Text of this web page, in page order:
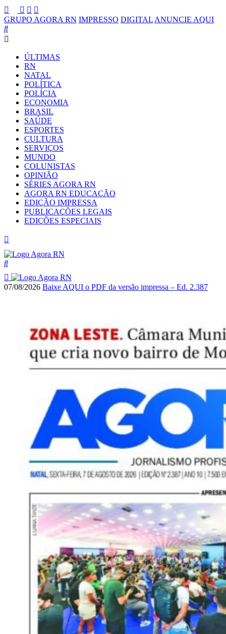
GRUPO AGORA RN IMPRESSO DIGITAL ANUNCIE AQUI
ÚLTIMAS
RN
NATAL
POLÍTICA
POLÍCIA
ECONOMIA
BRASIL
SAÚDE
ESPORTES
CULTURA
SERVIÇOS
MUNDO
COLUNISTAS
OPINIÃO
SÉRIES AGORA RN
AGORA RN EDUCAÇÃO
EDIÇÃO IMPRESSA
PUBLICAÇÕES LEGAIS
EDIÇÕES ESPECIAIS
07/08/2026 Baixe AQUI o PDF da versão impressa – Ed. 2.387